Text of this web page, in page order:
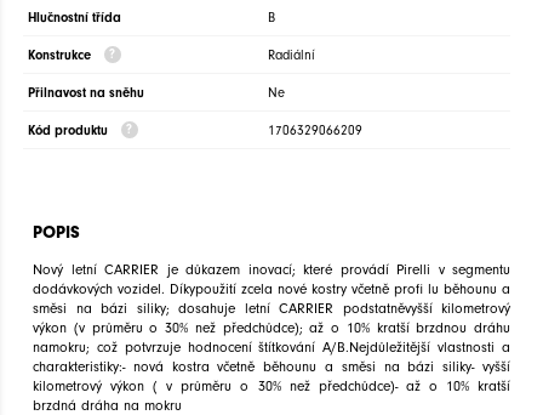
Hlučnostní třída B
Konstrukce Radiální
Přilnavost na sněhu Ne
Kód produktu 1706329066209
POPIS
Nový letní CARRIER je důkazem inovací; které provádí Pirelli v segmentu
dodávkových vozidel. Díkypoužití zcela nové kostry včetně profi lu běhounu a
směsi na bázi siliky; dosahuje letní CARRIER podstatněvyšší kilometrový
výkon (v průměru o 30% než předchůdce); až o 10% kratší brzdnou dráhu
namokru; což potvrzuje hodnocení štítkování A/B.Nejdůležitější vlastnosti a
charakteristiky:- nová kostra včetně běhounu a směsi na bázi siliky- vyšší
kilometrový výkon ( v průměru o 30% než předchůdce)- až o 10% kratší
brzdná dráha na mokru